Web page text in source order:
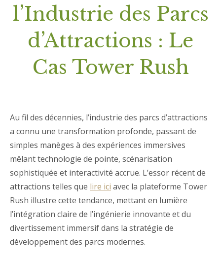
l’Industrie des Parcs
d’Attractions : Le
Cas Tower Rush
Au fil des décennies, l’industrie des parcs d’attractions
a connu une transformation profonde, passant de
simples manèges à des expériences immersives
mêlant technologie de pointe, scénarisation
sophistiquée et interactivité accrue. L’essor récent de
attractions telles que lire ici avec la plateforme Tower
Rush illustre cette tendance, mettant en lumière
l’intégration claire de l’ingénierie innovante et du
divertissement immersif dans la stratégie de
développement des parcs modernes.